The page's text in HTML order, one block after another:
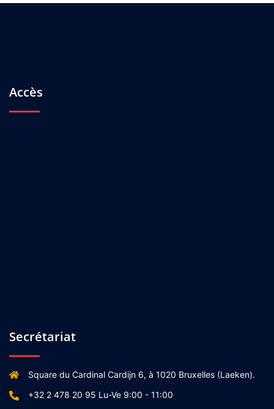
Accès
Secrétariat
Square du Cardinal Cardijn 6, à 1020 Bruxelles (Laeken).
+32 2 478 20 95 Lu-Ve 9:00 - 11:00